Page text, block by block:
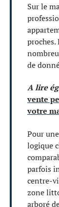
Sur le
proches.
de
A lire
vente
votre
Pour
logique
parfois
centre-
zone
arboré